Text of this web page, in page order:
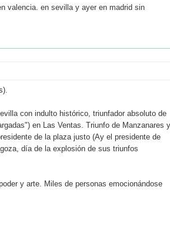
valencia. en sevilla y ayer en madrid sin
con indulto histórico, triunfador absoluto de
en Las Ventas. Triunfo de Manzanares y
de la plaza justo (Ay el presidente de
día de la explosión de sus triunfos
y arte. Miles de personas emocionándose